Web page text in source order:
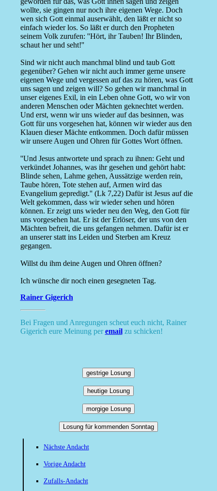
wollte, sie gingen nur noch ihre eigenen Wege. Doch
wen sich Gott einmal auserwählt, den läßt er nicht so
einfach wieder los. So läßt er durch den Propheten
seinem Volk zurufen: ''Hört, ihr Tauben! Ihr Blinden,
schaut her und seht!''
Sind wir nicht auch manchmal blind und taub Gott
gegenüber? Gehen wir nicht auch immer gerne unsere
eigenen Wege und vergessen auf das zu hören, was Gott
uns sagen und zeigen will? So gehen wir manchmal in
unser eigenes Exil, in ein Leben ohne Gott, wo wir von
anderen Menschen oder Mächten geknechtet werden.
Und erst, wenn wir uns wieder auf das besinnen, was
Gott für uns vorgesehen hat, können wir wieder aus den
Klauen dieser Mächte entkommen. Doch dafür müssen
wir unsere Augen und Ohren für Gottes Wort öffnen.
''Und Jesus antwortete und sprach zu ihnen: Geht und
verkündet Johannes, was ihr gesehen und gehört habt:
Blinde sehen, Lahme gehen, Aussätzige werden rein,
Taube hören, Tote stehen auf, Armen wird das
Evangelium gepredigt.'' (Lk 7,22) Dafür ist Jesus auf die
Welt gekommen, dass wir wieder sehen und hören
können. Er zeigt uns wieder neu den Weg, den Gott für
uns vorgesehen hat. Er ist der Erlöser, der uns von den
Mächten befreit, die uns gefangen nehmen. Dafür ist er
an unserer statt ins Leiden und Sterben am Kreuz
gegangen.
Willst du ihm deine Augen und Ohren öffnen?
Ich wünsche dir noch einen gesegneten Tag.
Rainer Gigerich
Bei Fragen und Anregungen scheut euch nicht, Rainer
Gigerich eure Meinung peremailzu schicken!
gestrige Losung
heutige Losung
morgige Losung
Losung für kommenden Sonntag
Nächste Andacht
Vorige Andacht
Zufalls-Andacht